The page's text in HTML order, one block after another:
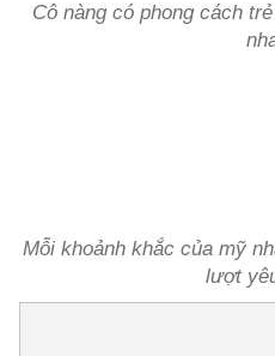
Cô nàng có phong cách
Mỗi khoảnh khắc của mỹ
lượt